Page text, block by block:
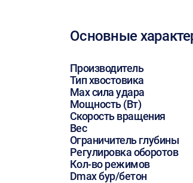
Основные
Производитель
Тип хвостовика
Max сила удара
Мощность (Вт)
Скорость вращения
Вес
Ограничитель глубины
Регулировка оборотов
Кол-во режимов
Dmax бур/бетон